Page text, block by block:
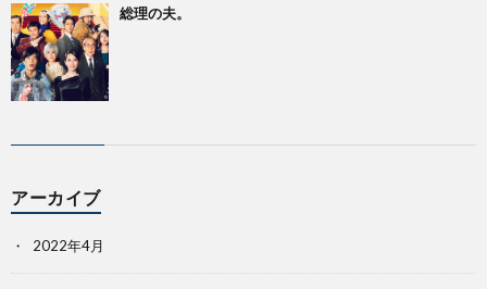
総理の夫。
アーカイブ
2022年4月